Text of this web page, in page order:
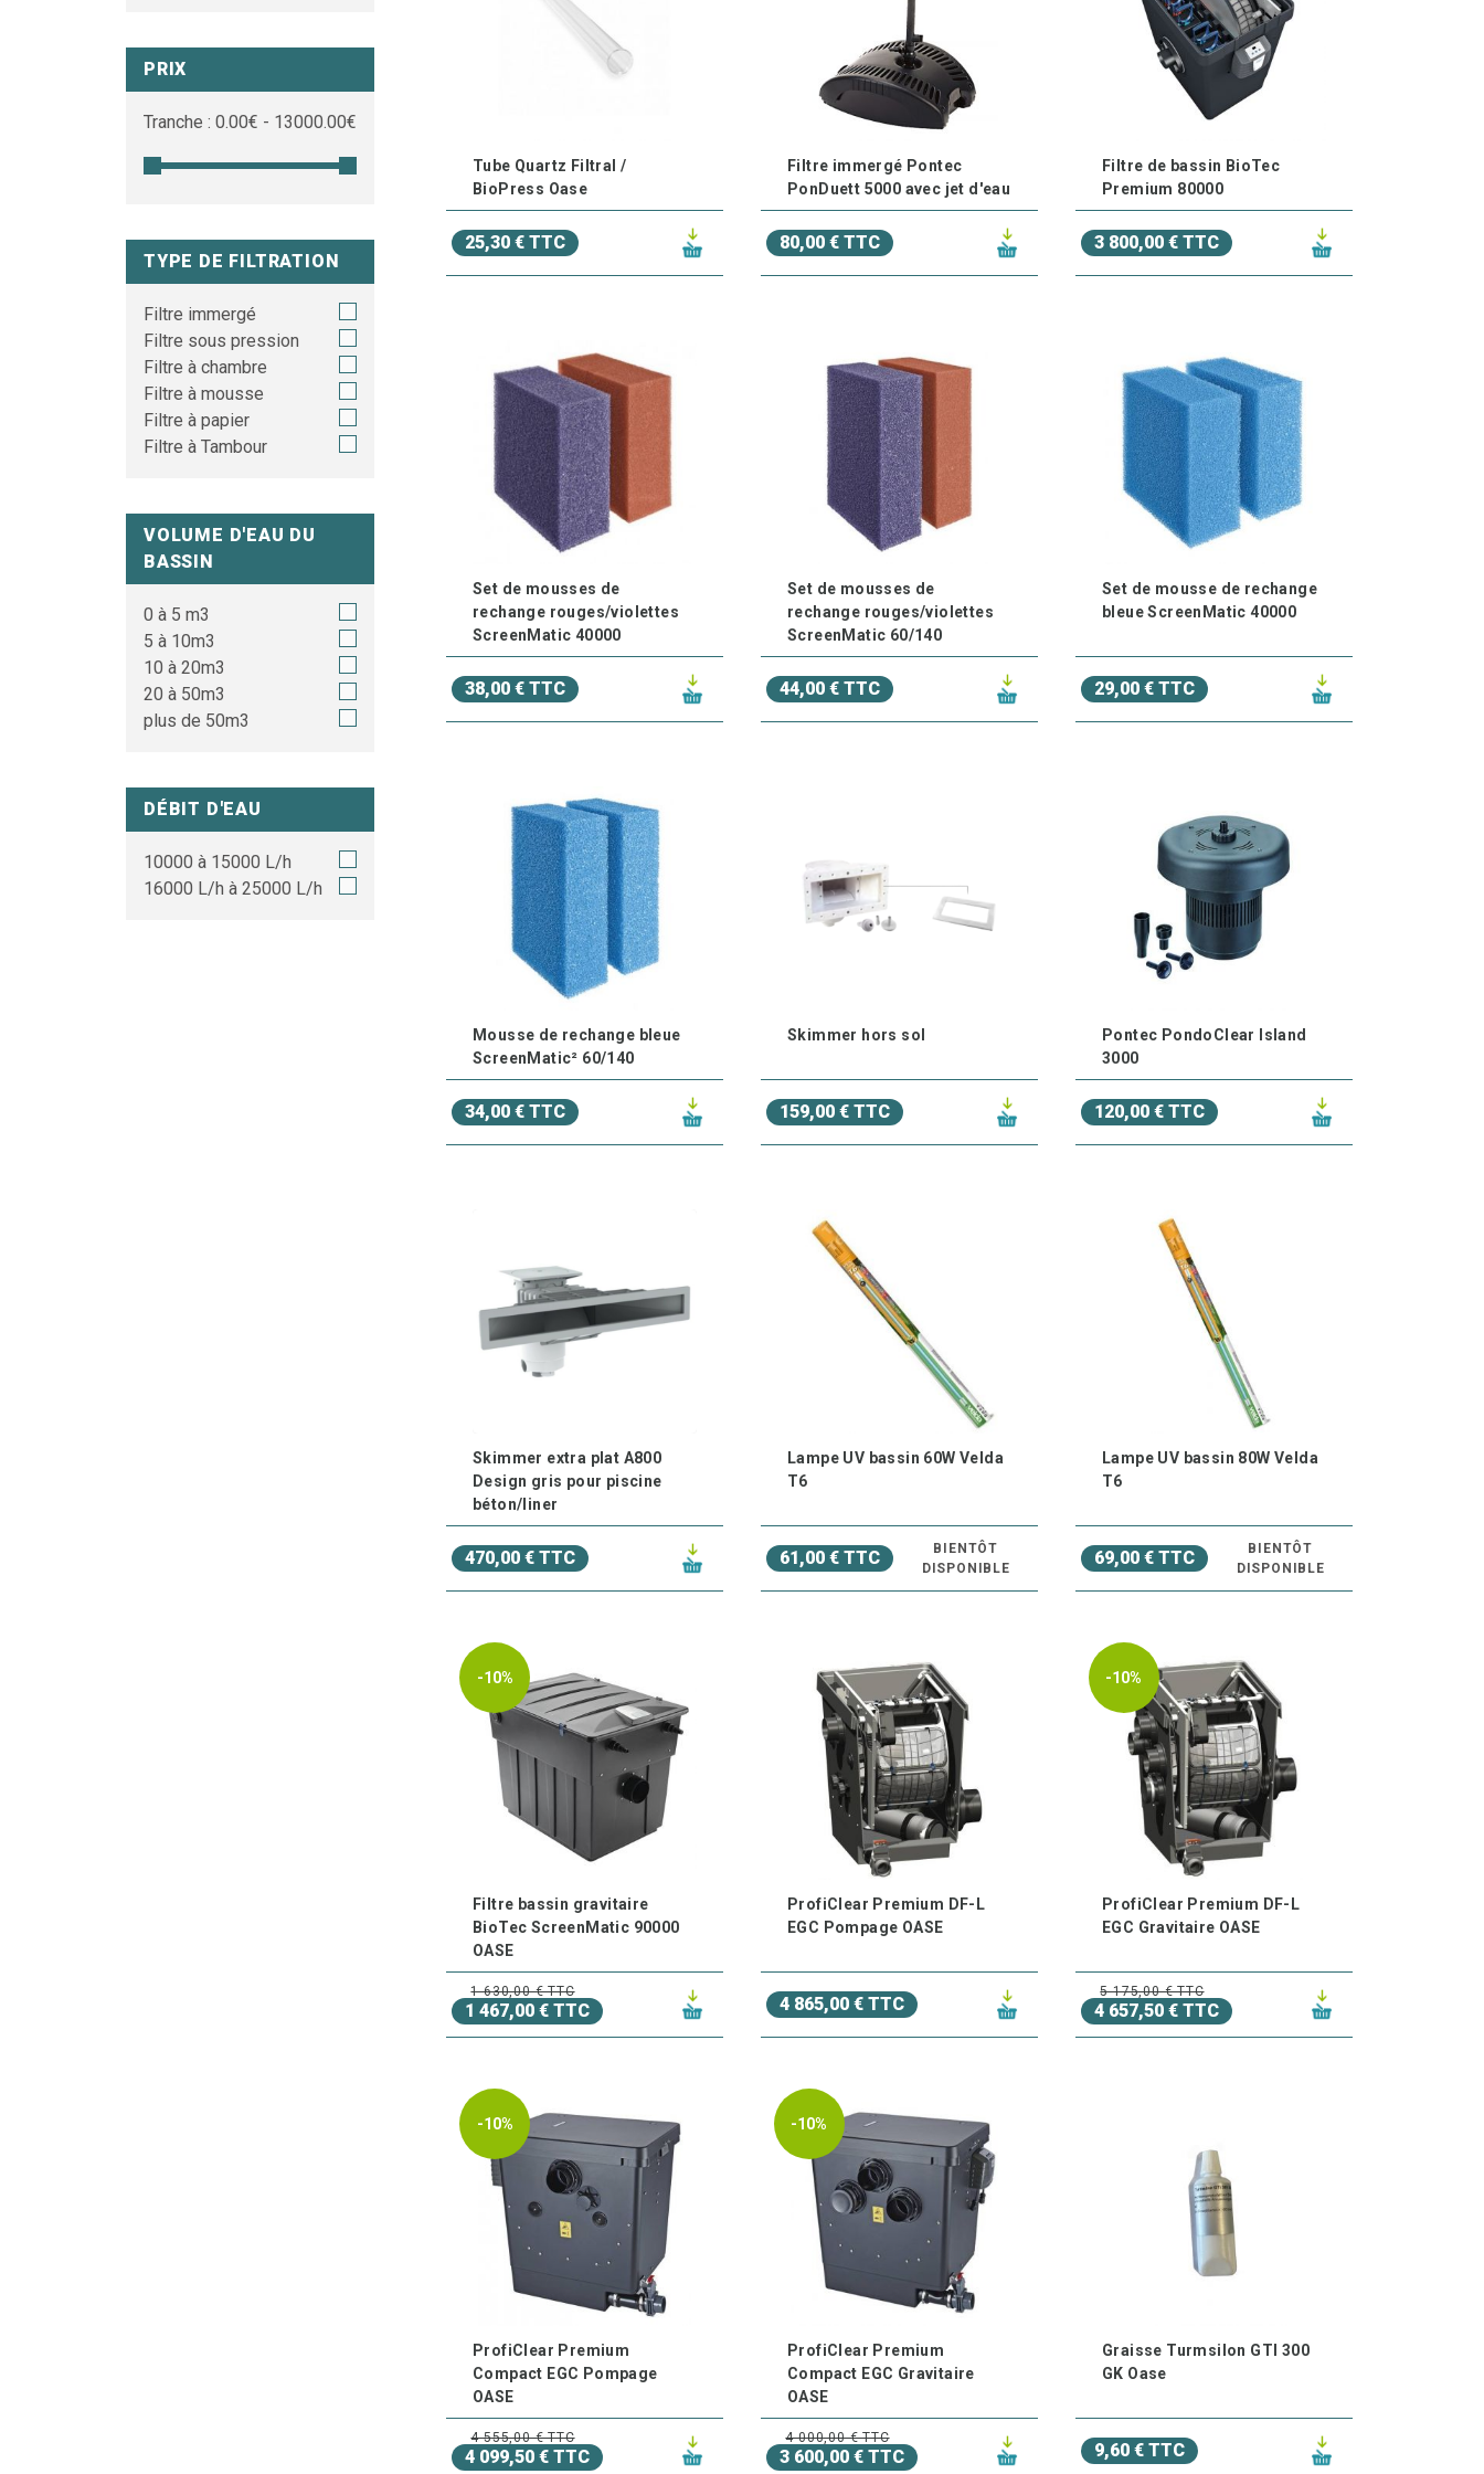
PRIX
Tranche : 0.00€ - 13000.00€
TYPE DE FILTRATION
Filtre immergé
Filtre sous pression
Filtre à chambre
Filtre à mousse
Filtre à papier
Filtre à Tambour
VOLUME D'EAU DU
BASSIN
0 à 5 m3
5 à 10m3
10 à 20m3
20 à 50m3
plus de 50m3
DÉBIT D'EAU
10000 à 15000 L/h
16000 L/h à 25000 L/h
Tube Quartz Filtral /
BioPress Oase
25,30 € TTC
Filtre immergé Pontec
PonDuett 5000 avec jet d'eau
80,00 € TTC
Filtre de bassin BioTec
Premium 80000
3 800,00 € TTC
Set de mousses de
rechange rouges/violettes
ScreenMatic 40000
38,00 € TTC
Set de mousses de
rechange rouges/violettes
ScreenMatic 60/140
44,00 € TTC
Set de mousse de rechange
bleue ScreenMatic 40000
29,00 € TTC
Mousse de rechange bleue
ScreenMatic² 60/140
34,00 € TTC
Skimmer hors sol
159,00 € TTC
Pontec PondoClear Island
3000
120,00 € TTC
Skimmer extra plat A800
Design gris pour piscine
béton/liner
470,00 € TTC
Lampe UV bassin 60W Velda
T6
61,00 € TTC
BIENTÔT
DISPONIBLE
Lampe UV bassin 80W Velda
T6
69,00 € TTC
BIENTÔT
DISPONIBLE
-10%
Filtre bassin gravitaire
BioTec ScreenMatic 90000
OASE
1 630,00 € TTC
1 467,00 € TTC
ProfiClear Premium DF-L
EGC Pompage OASE
4 865,00 € TTC
-10%
ProfiClear Premium DF-L
EGC Gravitaire OASE
5 175,00 € TTC
4 657,50 € TTC
-10%
ProfiClear Premium
Compact EGC Pompage
OASE
4 555,00 € TTC
4 099,50 € TTC
-10%
ProfiClear Premium
Compact EGC Gravitaire
OASE
4 000,00 € TTC
3 600,00 € TTC
Graisse Turmsilon GTI 300
GK Oase
9,60 € TTC